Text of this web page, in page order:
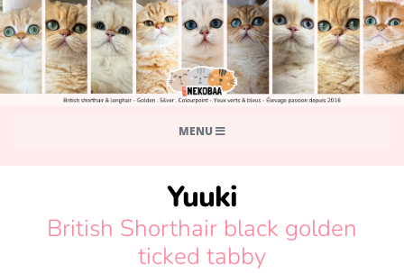
MENU
Yuuki
British Shorthair black golden
ticked tabby